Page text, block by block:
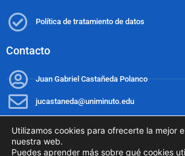
Política de tratamiento de datos
Contacto
Juan Gabriel Castañeda Polanco
jucastaneda@uniminuto.edu
Utilizamos cookies para ofrecerte la mejor
nuestra web.
Puedes aprender más sobre qué cookies